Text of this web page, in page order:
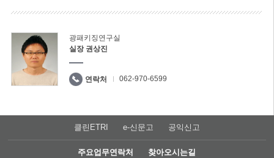
광패키징연구실
실장 권상진
연락처 062-970-6599
클린ETRI e-신문고 공익신고
주요업무연락처 찾아오시는길